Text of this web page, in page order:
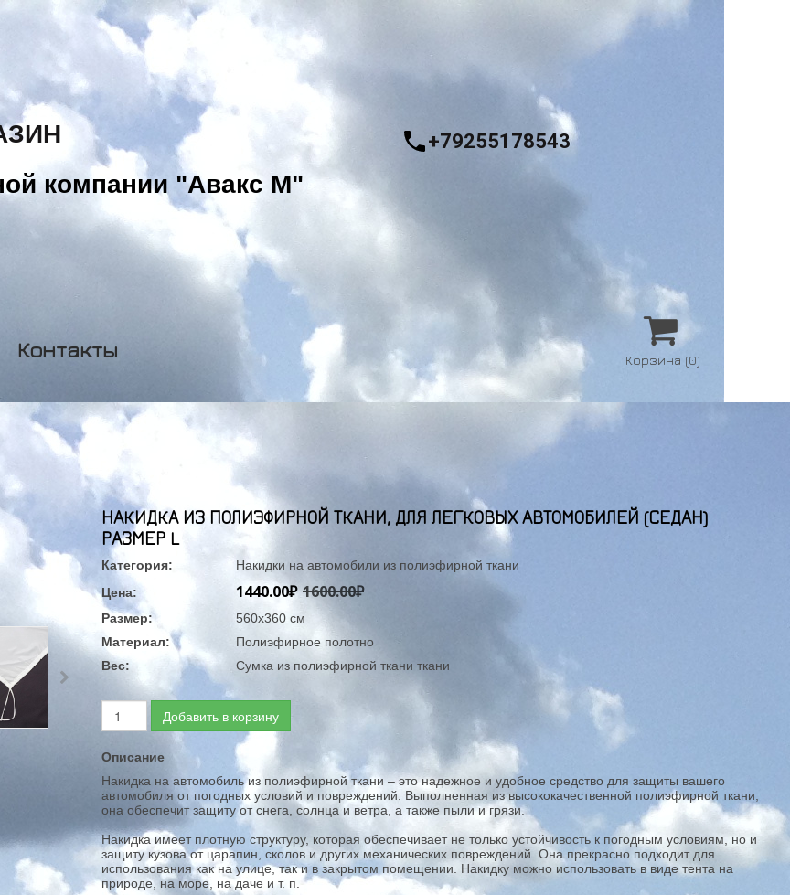
компании "Авакс М"
+79255178543
Контакты

Корзина (0)
НАКИДКА ИЗ ПОЛИЭФИРНОЙ ТКАНИ, ДЛЯ ЛЕГКОВЫХ АВТОМОБИЛЕЙ (СЕДАН)
РАЗМЕР L
Категория:
Накидки на автомобили из полиэфирной ткани
Цена:
1440.00₽ 1600.00₽
Размер:
560х360 см
Материал:
Полиэфирное полотно
Вес:
Сумка из полиэфирной ткани ткани
Добавить в корзину
Описание
Накидка на автомобиль из полиэфирной ткани – это надежное и удобное средство для защиты вашего
автомобиля от погодных условий и повреждений. Выполненная из высококачественной полиэфирной ткани,
она обеспечит защиту от снега, солнца и ветра, а также пыли и грязи.
Накидка имеет плотную структуру, которая обеспечивает не только устойчивость к погодным условиям, но и
защиту кузова от царапин, сколов и других механических повреждений. Она прекрасно подходит для
использования как на улице, так и в закрытом помещении. Накидку можно использовать в виде тента на
природе, на море, на даче и т. п.